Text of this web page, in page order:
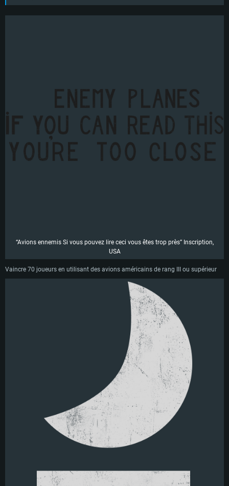
“Avions ennemis Si vous pouvez lire ceci vous êtes trop près” Inscription,
USA
Vaincre 70 joueurs en utilisant des avions américains de rang III ou supérieur